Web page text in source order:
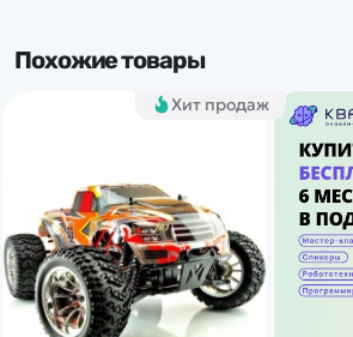
Похожие товары
Хит продаж